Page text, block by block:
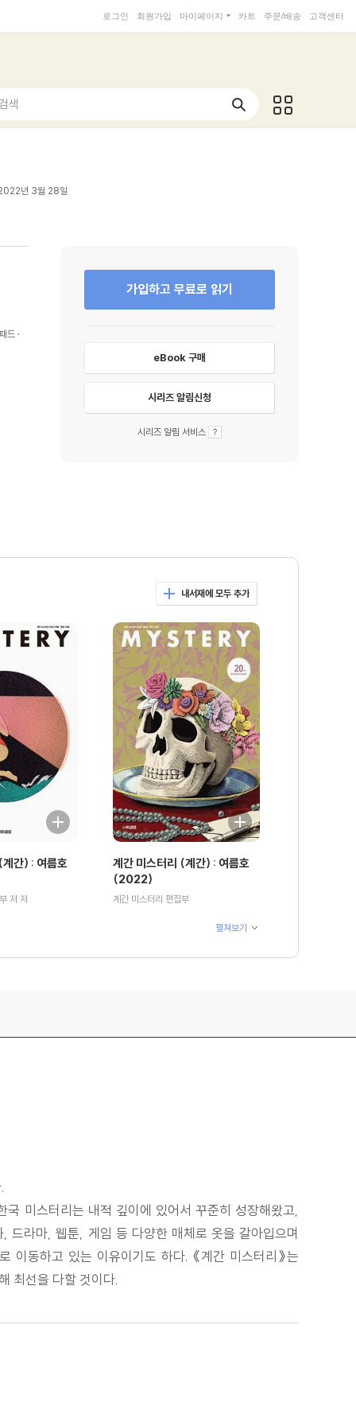
로그인 회원가입 마이페이지 카트 주문/배송 고객센터
색
년 3월 28일
드
가입하고 무료로 읽기
eBook 구매
시리즈 알림신청
시리즈 알림 서비스
내서재에 모두 추가
간) : 여름호
저 저
계간 미스터리 (계간) : 여름호
(2022)
계간 미스터리 편집부
펼쳐보기
미스터리는 내적 깊이에 있어서 꾸준히 성장해왔고,
드라마, 웹툰, 게임 등 다양한 매체로 옷을 갈아입으며
동하고 있는 이유이기도 하다. 《계간 미스터리》는
최선을 다할 것이다.